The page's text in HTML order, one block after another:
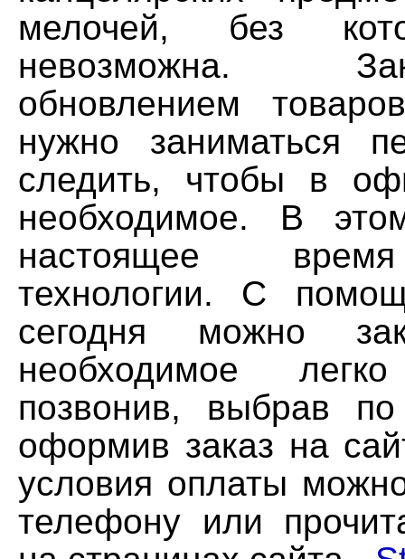
мелочей, без
невозможна.
обновлением
нужно заниматься
следить, чтобы в
необходимое. В
настоящее
технологии. С
сегодня можно
необходимое
позвонив, выбрав
оформив заказ на
условия оплаты
телефону или